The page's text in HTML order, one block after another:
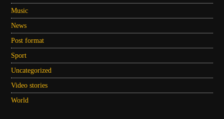
Music
News
Post format
Sport
Uncategorized
Video stories
World